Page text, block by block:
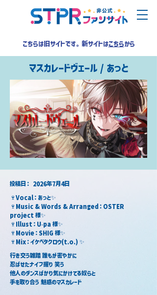
こちらは旧サイトです。新サイトはこちらから
マスカレードヴェール / あっと
​投稿日： 2026年7月4日
🍷Vocal：あっと✨
🍷Music & Words & Arranged：OSTER
project 様✨
🍷Illust：U-pa 様✨
🍷Movie：SHIG 様✨
🍷Mix：イケベタクロウ(t.o.) ✨
行き交う雑踏 誰もが密やかに
忍ばせたナイフ握り 笑う
他人のダンスばかり気にかけてる奴らと
手を取り合う 魅惑のマスカレード